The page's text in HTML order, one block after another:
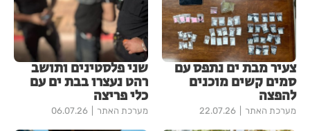
צעיר מבת ים נתפס עם
סמים קשים מוכנים
להפצה
מערכת האתר 22.07.26
שני פלסטינים ותושב
רהט נעצרו בבת ים עם
כלי פריצה
מערכת האתר 06.07.26